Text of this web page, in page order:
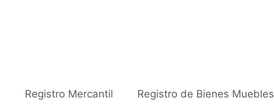
Registro Mercantil Registro de Bienes Muebles